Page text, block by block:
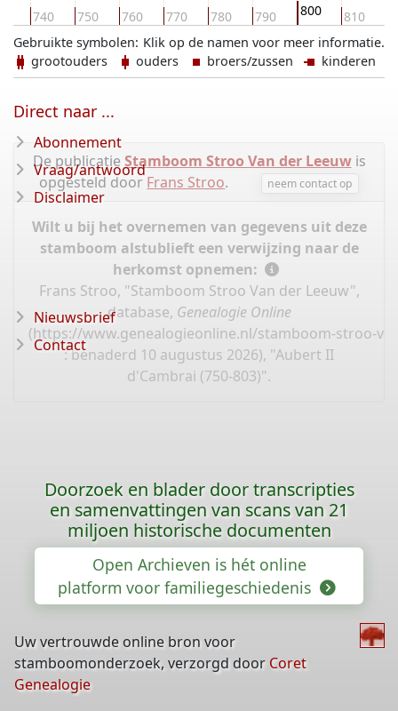
740 750 760 770 780 790 800 810
Klik op de namen voor meer informatie.
Gebruikte symbolen:
grootouders
ouders broers/zussen kinderen
De publicatie Stamboom Stroo Van der Leeuwis
opgesteld door Frans Stroo. neem contact op
Wilt u bij het overnemen van gegevens uit deze
stamboom alstublieft een verwijzing naar de
herkomst opnemen:
Frans Stroo, "Stamboom Stroo Van der Leeuw",
database, Genealogie Online
(https://www.genealogieonline.nl/stamboom-stroo-
: benaderd 10 augustus 2026), "Aubert II
d'Cambrai (750-803)".
Direct naar ...
Abonnement
Vraag/antwoord
Disclaimer
Nieuwsbrief
Contact
Doorzoek en blader door transcripties
en samenvattingen van scans van 21
miljoen historische documenten
Open Archieven is hét online
platform voor familiegeschiedenis
Uw vertrouwde online bron voor
stamboomonderzoek, verzorgd door Coret
Genealogie